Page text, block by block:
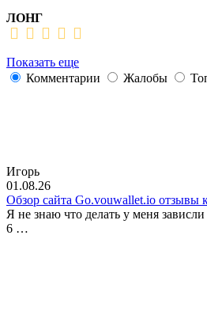
ЛОНГ
Показать еще
Комментарии
Жалобы
Игорь
01.08.26
Обзор сайта Go.vouwallet.io отзывы
Я не знаю что делать у меня
6 …